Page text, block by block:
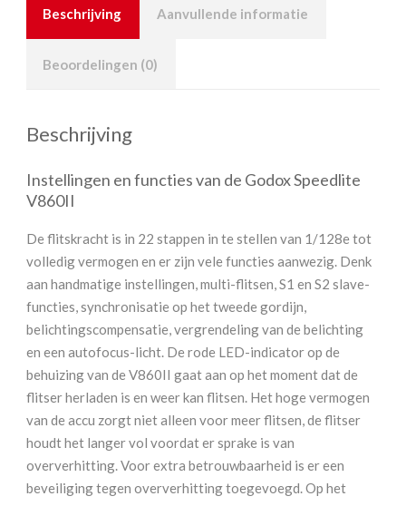
Beschrijving Aanvullende informatie
Beoordelingen (0)
Beschrijving
Instellingen en functies van de Godox Speedlite
V860II
De flitskracht is in 22 stappen in te stellen van 1/128e tot
volledig vermogen en er zijn vele functies aanwezig. Denk
aan handmatige instellingen, multi-flitsen, S1 en S2 slave-
functies, synchronisatie op het tweede gordijn,
belichtingscompensatie, vergrendeling van de belichting
en een autofocus-licht. De rode LED-indicator op de
behuizing van de V860II gaat aan op het moment dat de
flitser herladen is en weer kan flitsen. Het hoge vermogen
van de accu zorgt niet alleen voor meer flitsen, de flitser
houdt het langer vol voordat er sprake is van
oververhitting. Voor extra betrouwbaarheid is er een
beveiliging tegen oververhitting toegevoegd. Op het